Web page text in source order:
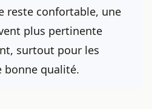
reste confortable, une
plus pertinente
surtout pour les
bonne qualité.